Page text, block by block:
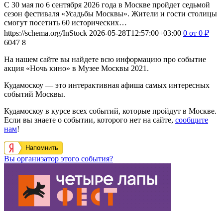
С 30 мая по 6 сентября 2026 года в Москве пройдет седьмой
сезон фестиваля «Усадьбы Москвы». Жители и гости столицы
смогут посетить 60 исторических…
https://schema.org/InStock 2026-05-28T12:57:00+03:00 0 от 0 ₽
6047 8
На нашем сайте вы найдете всю информацию про событие
акция «Ночь кино» в Музее Москвы 2021.
Кудамоскоу — это интерактивная афиша самых интересных
событий Москвы.
Кудамоскоу в курсе всех событий, которые пройдут в Москве.
Если вы знаете о событии, которого нет на сайте, сообщите
нам!
Напомнить
Вы организатор этого события?